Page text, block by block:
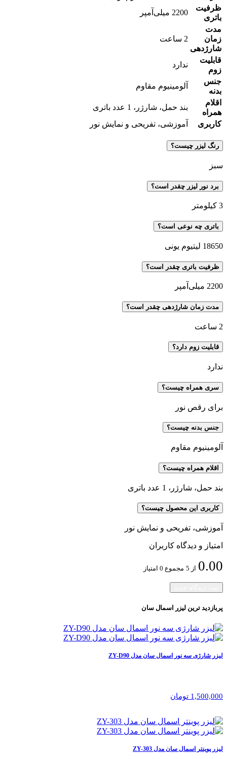
ظرفیت
باتری
2200 میلی‌آمپر
مدت
زمان
شارژدهی
2 ساعت
قابلیت
زوم
ندارد
جنس
بدنه
آلومینیوم مقاوم
اقلام
همراه
بند حمل، شارژر، 1 عدد باتری
کاربری
آموزشی، تفریحی و نمایش نور
رنگ لیزر چیست؟
سبز
برد نور لیزر چقدر است؟
3 کیلومتر
باتری چه نوعی است؟
18650 لیتیوم یونی
ظرفیت باتری چقدر است؟
2200 میلی‌آمپر
مدت زمان شارژدهی چقدر است؟
2 ساعت
قابلیت زوم دارد؟
ندارد
سری همراه چیست؟
برای رقص نور
جنس بدنه چیست؟
آلومینیوم مقاوم
اقلام همراه چیست؟
بند حمل، شارژر، 1 عدد باتری
کاربری این محصول چیست؟
آموزشی، تفریحی و نمایش نور
امتیاز و دیدگاه کاربران
0.00 از 5 مجموع 0 امتیاز
پربازدید ترین لیزر اسمال سان
لیزر شارژی سه نور اسمال سان مدل ZY-D90
1,500,000 تومان
لیزر پوینتر اسمال سان مدل ZY-303